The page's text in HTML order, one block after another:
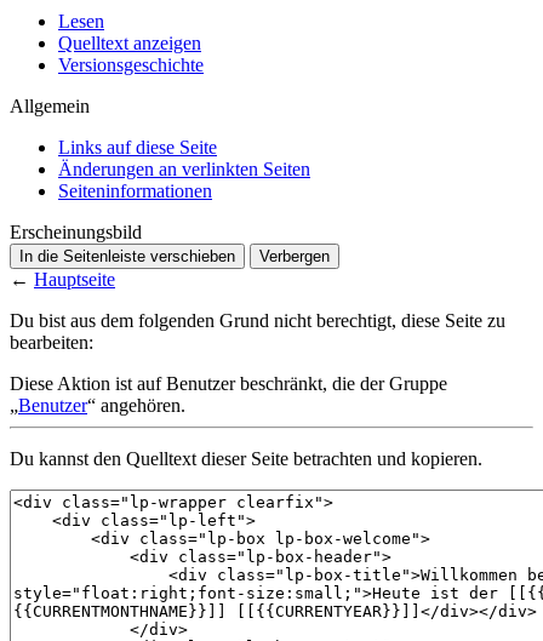
Lesen
Quelltext anzeigen
Versionsgeschichte
Allgemein
Links auf diese Seite
Änderungen an verlinkten Seiten
Seiten­­informationen
Erscheinungsbild
In die Seitenleiste verschieben Verbergen
← Hauptseite
Du bist aus dem folgenden Grund nicht berechtigt, diese Seite zu
bearbeiten:
Diese Aktion ist auf Benutzer beschränkt, die der Gruppe
„Benutzer“ angehören.
Du kannst den Quelltext dieser Seite betrachten und kopieren.